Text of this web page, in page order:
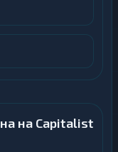
на Capitalist